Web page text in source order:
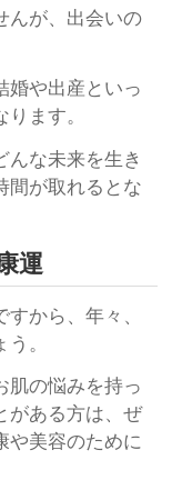
んが、出会いの
婚や出産といっ
ます。
んな未来を生き
間が取れるとな
運
から、年々、
。
肌の悩みを持っ
がある方は、ぜ
や美容のために